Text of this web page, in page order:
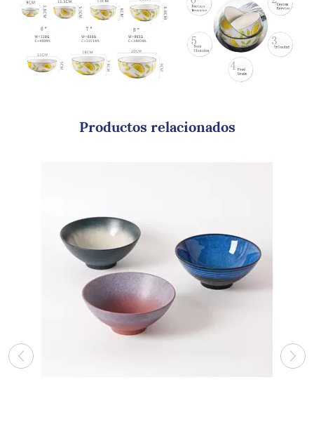
Productos relacionados